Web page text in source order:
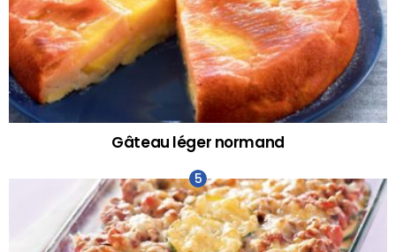
Gâteau léger normand